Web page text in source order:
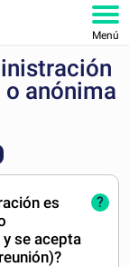
Menú
anónima
es
se acepta
?